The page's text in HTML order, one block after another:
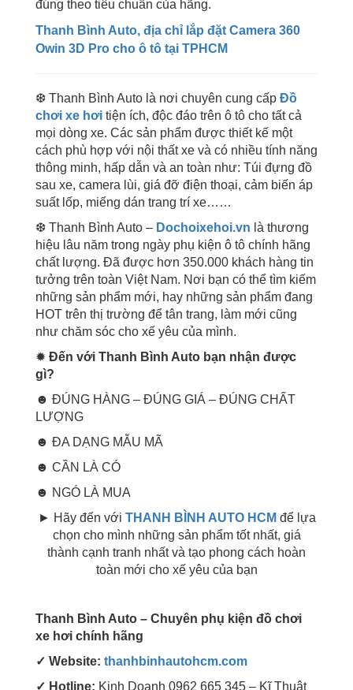
đúng theo tiêu chuẩn của hãng.
Thanh Bình Auto, địa chỉ lắp đặt Camera 360
Owin 3D Pro cho ô tô tại TPHCM
❆ Thanh Bình Auto là nơi chuyên cung cấp Đồ
chơi xe hơi tiện ích, độc đáo trên ô tô cho tất cả
mọi dòng xe. Các sản phẩm được thiết kế một
cách phù hợp với nội thất xe và có nhiều tính năng
thông minh, hấp dẫn và an toàn như: Túi đựng đồ
sau xe, camera lùi, giá đỡ điện thoại, cảm biến áp
suất lốp, miếng dán trang trí xe……
❆ Thanh Bình Auto – Dochoixehoi.vn là thương
hiệu lâu năm trong ngày phụ kiện ô tô chính hãng
chất lượng. Đã được hơn 350.000 khách hàng tin
tưởng trên toàn Việt Nam. Nơi bạn có thể tìm kiếm
những sản phẩm mới, hay những sản phẩm đang
HOT trên thị trường để tân trang, làm mới cũng
như chăm sóc cho xế yêu của mình.
✹ Đến với Thanh Bình Auto bạn nhận được
gì?
☻ ĐÚNG HÀNG – ĐÚNG GIÁ – ĐÚNG CHẤT
LƯỢNG
☻ ĐA DẠNG MẪU MÃ
☻ CẦN LÀ CÓ
☻ NGÓ LÀ MUA
► Hãy đến với THANH BÌNH AUTO HCM để lựa
chọn cho mình những sản phẩm tốt nhất, giá
thành cạnh tranh nhất và tạo phong cách hoàn
toàn mới cho xế yêu của bạn
Thanh Bình Auto – Chuyên phụ kiện đồ chơi
xe hơi chính hãng
✓ Website: thanhbinhautohcm.com
✓ Hotline: Kinh Doanh 0962 665 345 – Kĩ Thuật